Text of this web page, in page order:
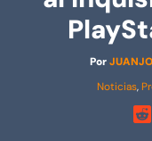
Por
Noticias,